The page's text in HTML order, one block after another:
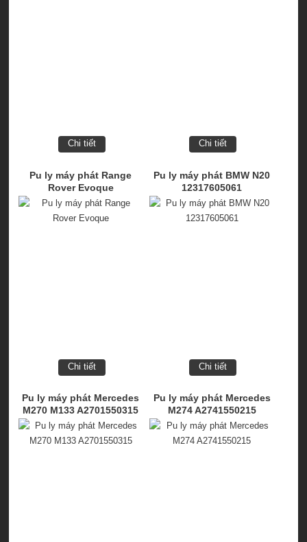
Chi tiết Chi tiết
Pu ly máy phát Range
Rover Evoque
Chi tiết
Pu ly máy phát BMW N20
12317605061
Chi tiết
Pu ly máy phát Mercedes
M270 M133 A2701550315
Pu ly máy phát Mercedes
M274 A2741550215